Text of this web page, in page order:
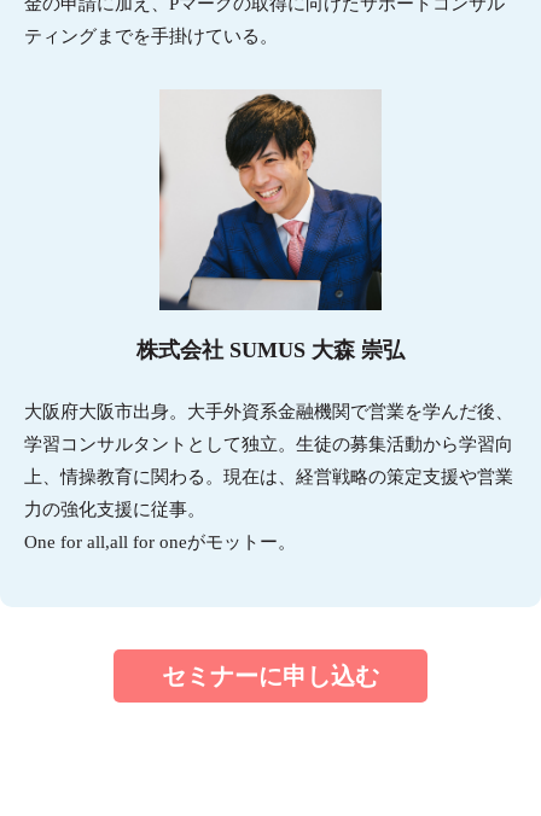
ティングまでを手掛けている。
株式会社 SUMUS 大森 崇弘
大阪府大阪市出身。大手外資系金融機関で営業を学んだ後、
学習コンサルタントとして独立。生徒の募集活動から学習向
上、情操教育に関わる。現在は、経営戦略の策定支援や営業
力の強化支援に従事。
One for all,all for oneがモットー。
セミナーに申し込む